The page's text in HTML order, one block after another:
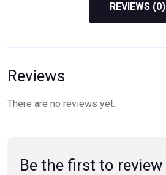
REVIEWS (0)
Reviews
There are no reviews yet.
Be the first to review